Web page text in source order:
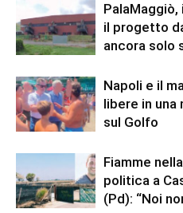
il progetto
ancora solo
Napoli e il
libere in
sul Golfo
Fiamme
politica a
(Pd): “Noi